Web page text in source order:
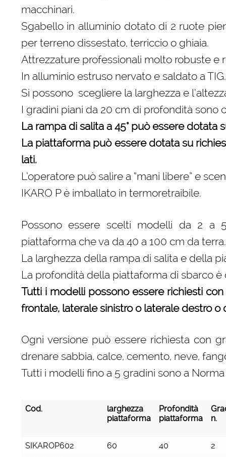
macchinari.
Sgabello in alluminio dotato di 2 ruote
per terreno dissestato, terriccio o ghiaia.
Attrezzature professionali molto robuste e
In alluminio estruso nervato e saldato a TIG.
Si possono scegliere la larghezza e
I gradini piani da 20 cm di profondità sono
La rampa di salita a 45° può essere dotata
La piattaforma può essere dotata su
lati.
L’operatore può salire a “mani libere” e
IKARO P è imballato in termoretraibile.
Possono essere scelti modelli da 2 a
piattaforma che va da 40 a 100 cm da terra.
La larghezza della rampa di salita e della
La profondità della piattaforma di sbarco
Tutti i modelli possono essere richiesti
frontale, laterale sinistro o laterale destro
Ogni versione può essere richiesta con
drenare sabbia, calce, cemento, neve,
Tutti i modelli fino a 5 gradini sono a
Cod.
larghezza
piattaforma
Profondità
piattaforma
n.
Cod.
larghezza
piattaforma
Profondità
piattaforma
n.
SIKAROP602 60 40
2